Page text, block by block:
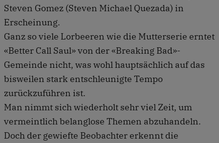
Steven Gomez (Steven Michael Quezada) in
Erscheinung.
Ganz so viele Lorbeeren wie die Mutterserie erntet
«Better Call Saul» von der «Breaking Bad»-
Gemeinde nicht, was wohl hauptsächlich auf das
bisweilen stark entschleunigte Tempo
zurückzuführen ist.
Man nimmt sich wiederholt sehr viel Zeit, um
vermeintlich belanglose Themen abzuhandeln.
Doch der gewiefte Beobachter erkennt die